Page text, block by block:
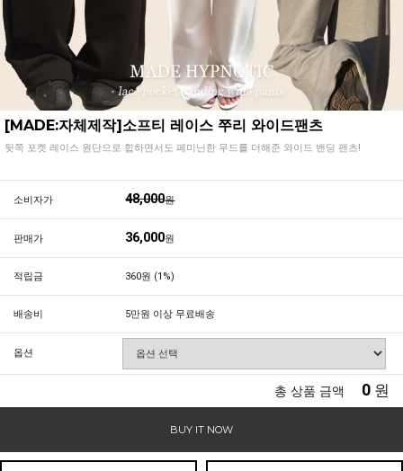
[MADE:자체제작]소프티 레이스 쭈리 와이드팬츠
뒷쪽 포켓 레이스 원단으로 힙하면서도 페미닌한 무드를 더해준 와이드 밴딩 팬츠!
소비자가 48,000원
판매가 36,000원
적립금 360원 (1%)
배송비 5만원 이상 무료배송
옵션
총 상품 금액 0 원
BUY IT NOW